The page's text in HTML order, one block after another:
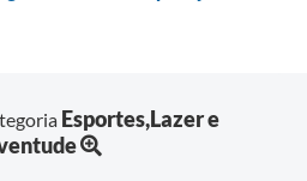
Esportes,Lazer e